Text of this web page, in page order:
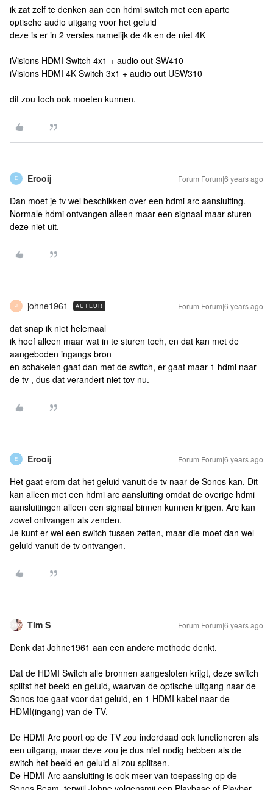
ik zat zelf te denken aan een hdmi switch met een aparte
optische audio uitgang voor het geluid
deze is er in 2 versies namelijk de 4k en de niet 4K
iVisions HDMI Switch 4x1 + audio out SW410
iVisions HDMI 4K Switch 3x1 + audio out USW310
dit zou toch ook moeten kunnen.
E Erooij Forum|Forum|6 years ago
Dan moet je tv wel beschikken over een hdmi arc aansluiting.
Normale hdmi ontvangen alleen maar een signaal maar sturen
deze niet uit.
J johne1961 AUTEUR Forum|Forum|6 years ago
dat snap ik niet helemaal
ik hoef alleen maar wat in te sturen toch, en dat kan met de
aangeboden ingangs bron
en schakelen gaat dan met de switch, er gaat maar 1 hdmi naar
de tv , dus dat verandert niet tov nu.
E Erooij Forum|Forum|6 years ago
Het gaat erom dat het geluid vanuit de tv naar de Sonos kan. Dit
kan alleen met een hdmi arc aansluiting omdat de overige hdmi
aansluitingen alleen een signaal binnen kunnen krijgen. Arc kan
zowel ontvangen als zenden.
Je kunt er wel een switch tussen zetten, maar die moet dan wel
geluid vanuit de tv ontvangen.
Tim S Forum|Forum|6 years ago
Denk dat Johne1961 aan een andere methode denkt.
Dat de HDMI Switch alle bronnen aangesloten krijgt, deze switch
splitst het beeld en geluid, waarvan de optische uitgang naar de
Sonos toe gaat voor dat geluid, en 1 HDMI kabel naar de
HDMI(ingang) van de TV.
De HDMI Arc poort op de TV zou inderdaad ook functioneren als
een uitgang, maar deze zou je dus niet nodig hebben als de
switch het beeld en geluid al zou splitsen.
De HDMI Arc aansluiting is ook meer van toepassing op de